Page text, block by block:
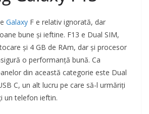
Galaxy F e relativ ignorată, dar
bune și ieftine. F13 e Dual SIM,
și 4 GB de RAm, dar și procesor
o performanță bună. Ca
din această categorie este Dual
C, un alt lucru pe care să-l urmăriți
un telefon ieftin.